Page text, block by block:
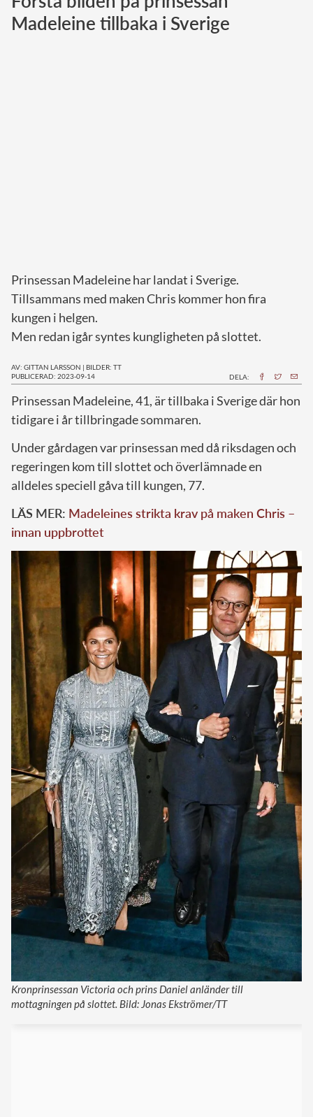
Norska kungahuset
Madeleine tillbaka i Sverige
Prinsessan Madeleine har landat i Sverige.
Tillsammans med maken Chris kommer hon fira
kungen i helgen.
Men redan igår syntes kungligheten på slottet.
AV: GITTAN LARSSON | BILDER: TT
PUBLICERAD: 2023-09-14
DELA:
Prinsessan Madeleine, 41, är tillbaka i Sverige där hon
tidigare i år tillbringade sommaren.
Under gårdagen var prinsessan med då riksdagen och
regeringen kom till slottet och överlämnade en
alldeles speciell gåva till kungen, 77.
LÄS MER: Madeleines strikta krav på maken Chris –
innan uppbrottet
Kronprinsessan Victoria och prins Daniel anländer till
mottagningen på slottet. Bild: Jonas Ekströmer/TT